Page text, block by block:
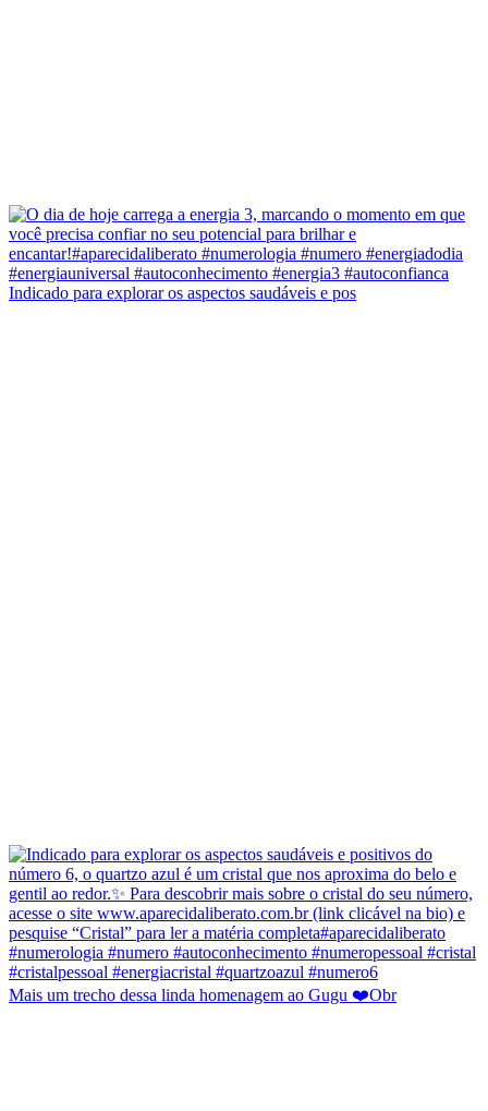
Indicado para explorar os aspectos saudáveis e pos
Mais um trecho dessa linda homenagem ao Gugu ❤️Obr